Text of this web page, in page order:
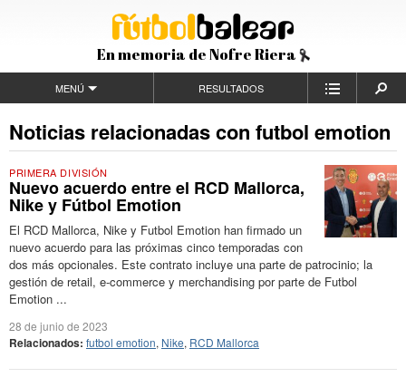
En memoria de Nofre Riera
MENÚ RESULTADOS
Noticias relacionadas con futbol emotion
PRIMERA DIVISIÓN
Nuevo acuerdo entre el RCD Mallorca,
Nike y Fútbol Emotion
El RCD Mallorca, Nike y Futbol Emotion han firmado un
nuevo acuerdo para las próximas cinco temporadas con
dos más opcionales. Este contrato incluye una parte de patrocinio; la
gestión de retail, e-commerce y merchandising por parte de Futbol
Emotion ...
28 de junio de 2023
Relacionados: futbol emotion, Nike, RCD Mallorca